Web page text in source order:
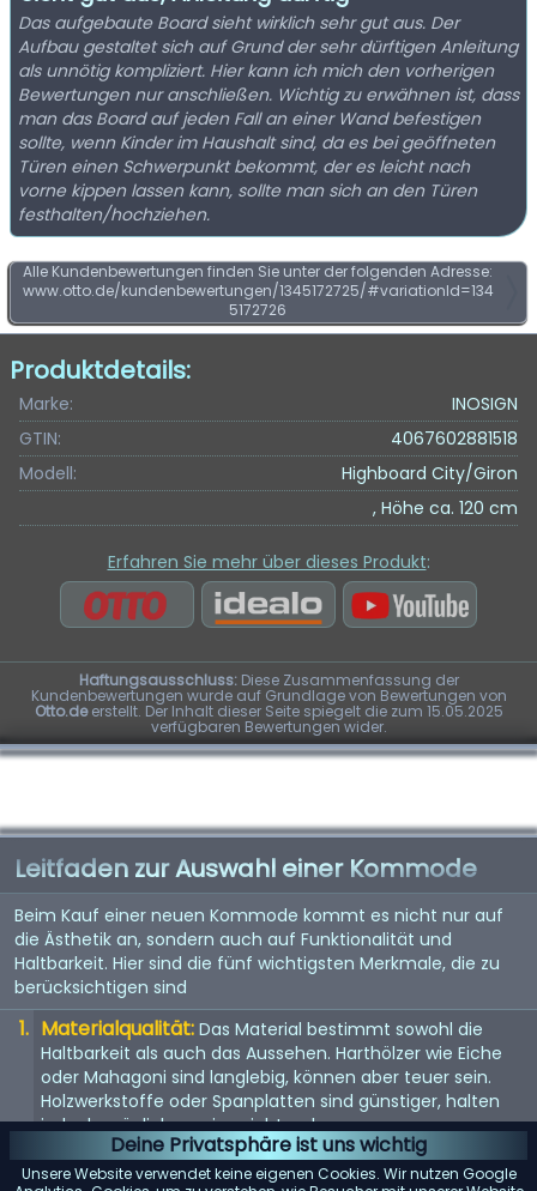
Deine Privatsphäre ist uns wichtig
Unsere Website verwendet keine eigenen Cookies. Wir nutzen Google
Das aufgebaute Board sieht wirklich sehr gut aus. Der
Aufbau gestaltet sich auf Grund der sehr dürftigen Anleitung
als unnötig kompliziert. Hier kann ich mich den vorherigen
Bewertungen nur anschließen. Wichtig zu erwähnen ist, dass
man das Board auf jeden Fall an einer Wand befestigen
sollte, wenn Kinder im Haushalt sind, da es bei geöffneten
Türen einen Schwerpunkt bekommt, der es leicht nach
vorne kippen lassen kann, sollte man sich an den Türen
festhalten/hochziehen.
Alle Kundenbewertungen finden Sie unter der folgenden Adresse:
www.otto.de/kundenbewertungen/1345172725/#variationId=134
5172726
Produktdetails:
Marke:
INOSIGN
GTIN:
4067602881518
Modell:
Highboard City/Giron
, Höhe ca. 120 cm
Erfahren Sie mehr über dieses Produkt:
Haftungsausschluss:Diese Zusammenfassung der
Kundenbewertungen wurde auf Grundlage von Bewertungen von
Otto.deerstellt. Der Inhalt dieser Seite spiegelt die zum 15.05.2025
verfügbaren Bewertungen wider.
Leitfaden zur Auswahl einer Kommode
Beim Kauf einer neuen Kommode kommt es nicht nur auf
die Ästhetik an, sondern auch auf Funktionalität und
Haltbarkeit. Hier sind die fünf wichtigsten Merkmale, die zu
berücksichtigen sind
Materialqualität: Das Material bestimmt sowohl die
Haltbarkeit als auch das Aussehen. Harthölzer wie Eiche
oder Mahagoni sind langlebig, können aber teuer sein.
Holzwerkstoffe oder Spanplatten sind günstiger, halten
jedoch möglicherweise nicht so lange.
Größe und Stauraum: Überlegen Sie, wie viel Stauraum